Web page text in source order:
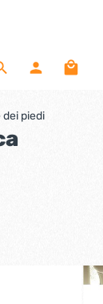
dei piedi